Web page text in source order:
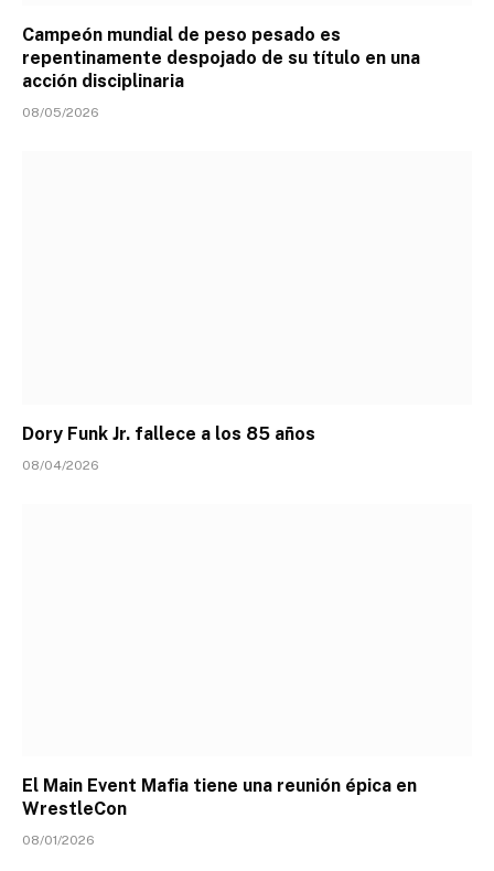
Campeón mundial de peso pesado es
repentinamente despojado de su título en una
acción disciplinaria
08/05/2026
Dory Funk Jr. fallece a los 85 años
08/04/2026
El Main Event Mafia tiene una reunión épica en
WrestleCon
08/01/2026